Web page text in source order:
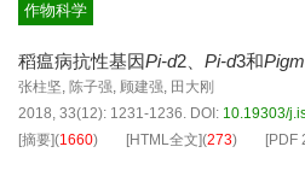
作物科学
稻瘟病抗性基因Pi-d2、 Pi-d3和Pigm
张柱坚, 陈子强, 顾建强, 田大刚
2018, 33(12): 1231-1236. DOI: 10.19303/
[摘要](1660) [HTML全文](273) [PDF